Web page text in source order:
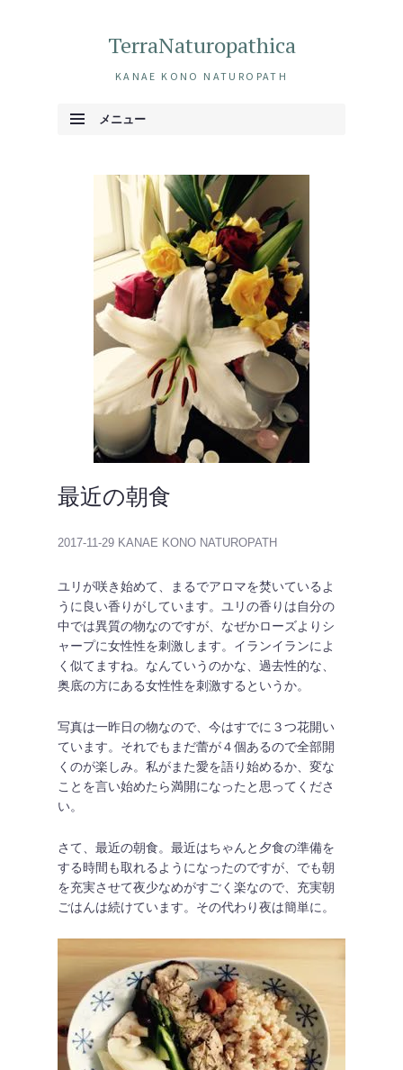
TerraNaturopathica
KANAE KONO NATUROPATH
メニュー
最近の朝食
2017-11-29 KANAE KONO NATUROPATH
ユリが咲き始めて、まるでアロマを焚いているよ
うに良い香りがしています。ユリの香りは自分の
中では異質の物なのですが、なぜかローズよりシ
ャープに女性性を刺激します。イランイランによ
く似てますね。なんていうのかな、過去性的な、
奥底の方にある女性性を刺激するというか。
写真は一昨日の物なので、今はすでに３つ花開い
ています。それでもまだ蕾が４個あるので全部開
くのが楽しみ。私がまた愛を語り始めるか、変な
ことを言い始めたら満開になったと思ってくださ
い。
さて、最近の朝食。最近はちゃんと夕食の準備を
する時間も取れるようになったのですが、でも朝
を充実させて夜少なめがすごく楽なので、充実朝
ごはんは続けています。その代わり夜は簡単に。